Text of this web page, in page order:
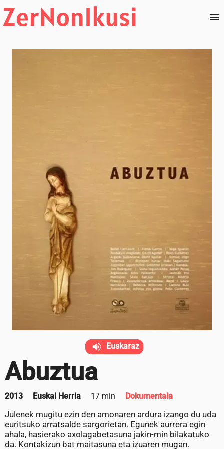
Abuztua
2013 Euskal Herria 17 min Dokumentala
Julenek mugitu ezin den amonaren ardura izango du uda
euritsuko arratsalde sargorietan. Egunek aurrera egin
ahala, hasierako axolagabetasuna jakin-min bilakatuko
da. Kontakizun bat maitasuna eta izuaren mugan.
Euskaraz